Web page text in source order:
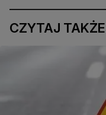
CZYTAJ